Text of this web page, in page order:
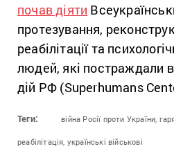
почав діяти
протезування,
реабілітації та
людей, які постраждали
дій РФ (Superhumans
Теги: війна Росії проти України,
реабілітація, українські військові